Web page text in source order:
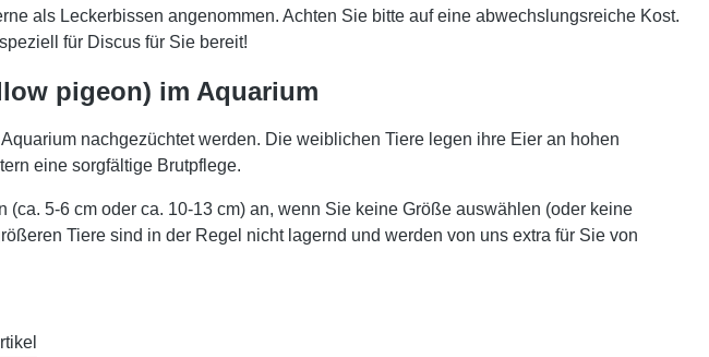
als Leckerbissen angenommen. Achten Sie bitte auf eine abwechslungsreiche Kost.
für Discus für Sie bereit!
pigeon) im Aquarium
nachgezüchtet werden. Die weiblichen Tiere legen ihre Eier an hohen
eine sorgfältige Brutpflege.
5-6 cm oder ca. 10-13 cm) an, wenn Sie keine Größe auswählen (oder keine
Tiere sind in der Regel nicht lagernd und werden von uns extra für Sie von